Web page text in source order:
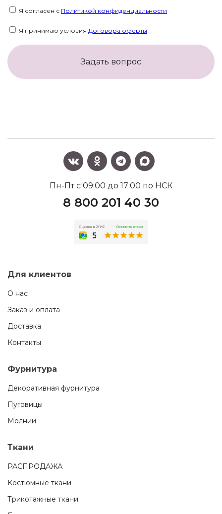
Я согласен с Политикой конфиденциальности
Я принимаю условия Договора оферты
Задать вопрос
Пн-Пт с 09:00 до 17:00 по НСК
8 800 201 40 30
Для клиентов
О нас
Заказ и оплата
Доставка
Контакты
Фурнитура
Декоративная фурнитура
Пуговицы
Молнии
Ткани
РАСПРОДАЖА
Костюмные ткани
Трикотажные ткани